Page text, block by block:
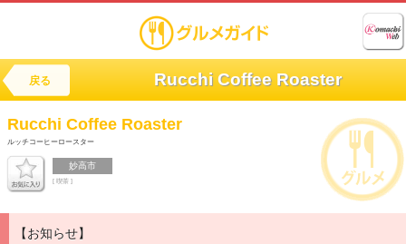
戻る Rucchi Coffee Roaster
Rucchi Coffee Roaster
ルッチコーヒーロースター
妙高市
[ 喫茶 ]
【お知らせ】